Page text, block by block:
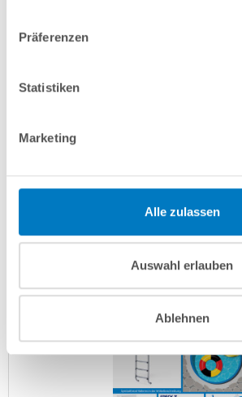
Präferenzen
Statistiken
Marketing
Alle zulassen
Auswahl erlauben
Ablehnen
Stahlwand-Rundpool POOLSANA PQ
Kurzbeschreibung
1.299,00 € *
Artikel-Nr.:106728
Versandkostenfreie Lieferung!
Lieferung in ca. 3-6 Arbeitstagen
In den Warenkorb